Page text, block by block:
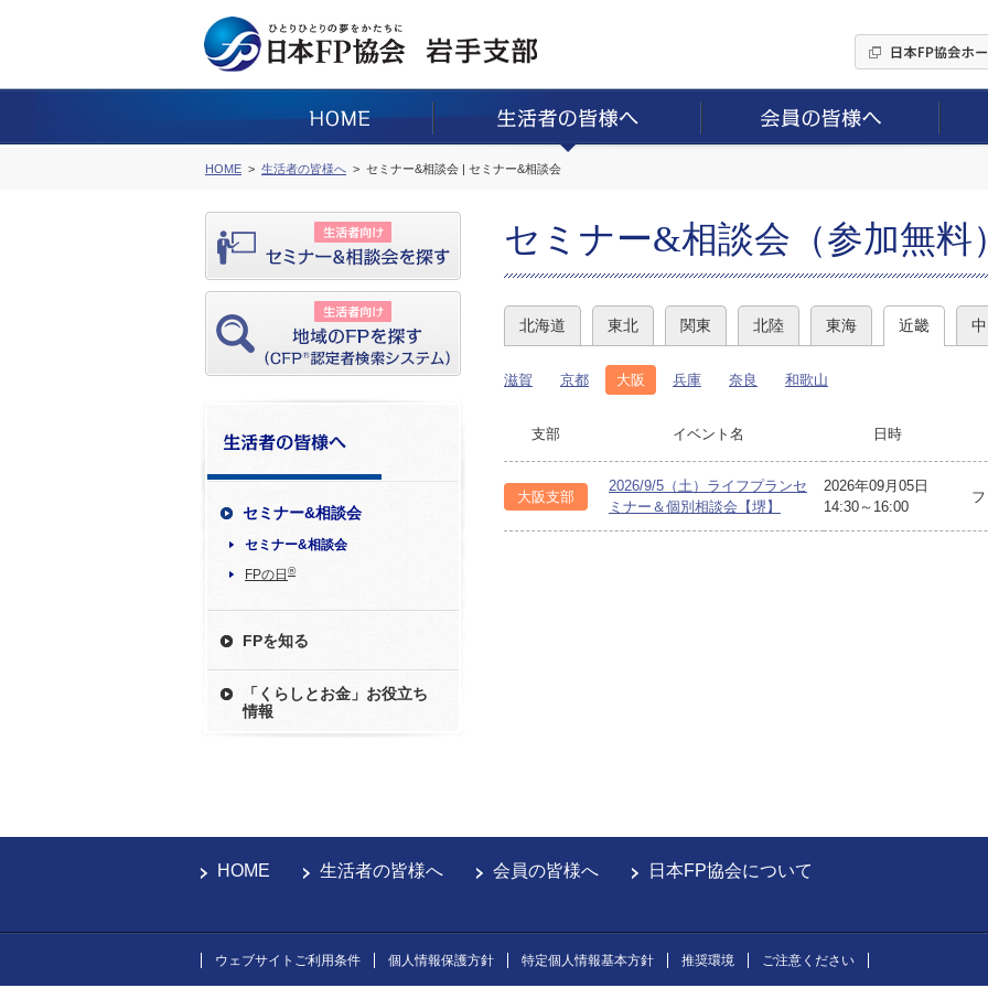
HOME 生活者の皆様へ セミナー&相談会 | セミナー&相談会
セミナー&相談会
セミナー&相談会
FPの日 ®
FPを知る
「くらしとお金」お役立ち
情報
セミナー&相談会（参加無料）
北海道 東北 関東 北陸 東海 近畿
滋賀 京都 大阪 兵庫 奈良 和歌山
支部 イベント名 日時
大阪支部
2026/9/5（土）ライフプランセ
ミナー＆個別相談会【堺】
2026年09月05日
14:30～16:00
HOME 生活者の皆様へ 会員の皆様へ 日本FP協会について
ウェブサイトご利用条件 個人情報保護方針 特定個人情報基本方針 推奨環境 ご注意ください